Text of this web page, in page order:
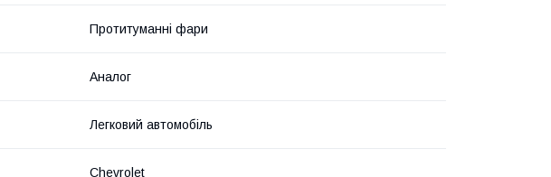
Протитуманні фари
Аналог
Легковий автомобіль
Chevrolet